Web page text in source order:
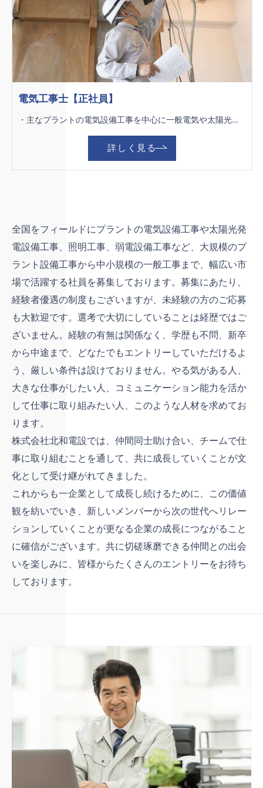
電気工事士【正社員】
・主なプラントの電気設備工事を中心に一般電気や太陽光発電の工事も行ないます。 ＊現場エリア：全国 ＊長期出張あり：1～2ヶ月程度 ＊現場が北九州市内及び近郊の場合は、社用車（普通車、2tトラック等）を使用します。
詳しく見る
全国をフィールドにプラントの電気設備工事や太陽光発
電設備工事、照明工事、弱電設備工事など、大規模のプ
ラント設備工事から中小規模の一般工事まで、幅広い市
場で活躍する社員を募集しております。募集にあたり、
経験者優遇の制度もございますが、未経験の方のご応募
も大歓迎です。選考で大切にしていることは経歴ではご
ざいません。経験の有無は関係なく、学歴も不問、新卒
から中途まで、どなたでもエントリーしていただけるよ
う、厳しい条件は設けておりません。やる気がある人、
大きな仕事がしたい人、コミュニケーション能力を活か
して仕事に取り組みたい人、このような人材を求めてお
ります。
株式会社北和電設では、仲間同士助け合い、チームで仕
事に取り組むことを通して、共に成長していくことが文
化として受け継がれてきました。
これからも一企業として成長し続けるために、この価値
観を紡いでいき、新しいメンバーから次の世代へリレー
ションしていくことが更なる企業の成長につながること
に確信がございます。共に切磋琢磨できる仲間との出会
いを楽しみに、皆様からたくさんのエントリーをお待ち
しております。